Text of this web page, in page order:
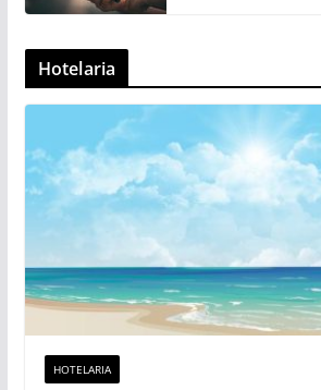
Hotelaria
HOTELARIA